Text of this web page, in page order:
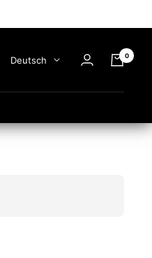
Sprache
Deutsch 0